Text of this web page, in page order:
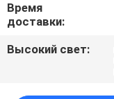
НОВОСТИ
И
Время
доставки:
Высокий свет: